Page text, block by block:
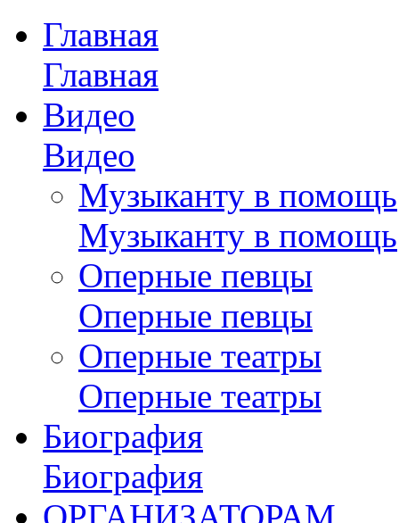
Главная
Главная
Видео
Видео
Музыканту в помощь
Музыканту в помощь
Оперные певцы
Оперные певцы
Оперные театры
Оперные театры
Биография
Биография